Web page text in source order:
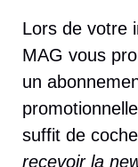
Lors de votre
MAG vous
un
suffit de
recevoir la